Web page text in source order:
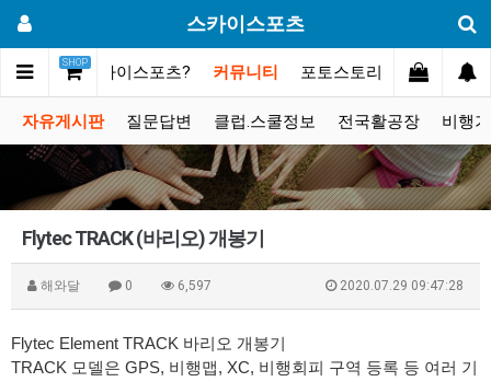
스카이스포츠
SHOP
메인 스카이스포츠? 커뮤니티 포토스토리 동영상갤러
자유게시판 질문답변 클럽.스쿨정보 전국활공장 비행
Flytec TRACK (바리오) 개봉기
해와달 0 6,597 2020.07.29 09:47:28
Flytec Element TRACK 바리오 개봉기
TRACK 모델은 GPS, 비행맵, XC, 비행회피 구역 등록 등 여러 기